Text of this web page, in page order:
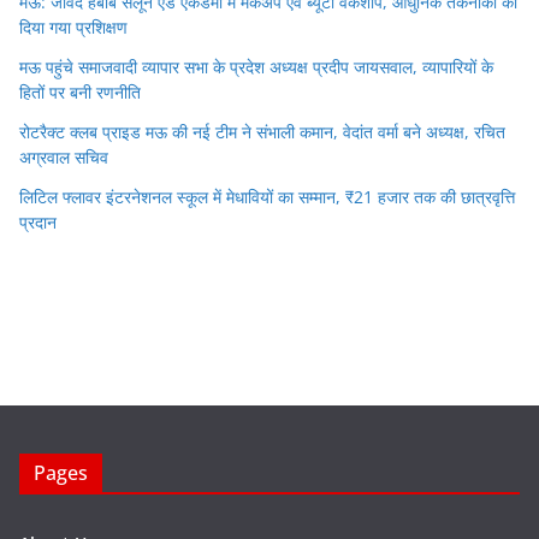
दिया गया प्रशिक्षण
मऊ पहुंचे समाजवादी व्यापार सभा के प्रदेश अध्यक्ष प्रदीप जायसवाल, व्यापारियों के
हितों पर बनी रणनीति
रोटरैक्ट क्लब प्राइड मऊ की नई टीम ने संभाली कमान, वेदांत वर्मा बने अध्यक्ष, रचित
अग्रवाल सचिव
लिटिल फ्लावर इंटरनेशनल स्कूल में मेधावियों का सम्मान, ₹21 हजार तक की छात्रवृत्ति
प्रदान
Pages